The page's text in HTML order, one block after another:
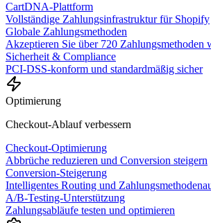
CartDNA-Plattform
Vollständige Zahlungsinfrastruktur für Shopify
Globale Zahlungsmethoden
Akzeptieren Sie über 720 Zahlungsmethoden
Sicherheit & Compliance
PCI-DSS-konform und standardmäßig sicher
Optimierung
Checkout-Ablauf verbessern
Checkout-Optimierung
Abbrüche reduzieren und Conversion steigern
Conversion-Steigerung
Intelligentes Routing und
A/B-Testing-Unterstützung
Zahlungsabläufe testen und optimieren